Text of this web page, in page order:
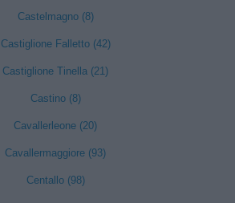
Castelmagno (8)
Castiglione Falletto (42)
Castiglione Tinella (21)
Castino (8)
Cavallerleone (20)
Cavallermaggiore (93)
Centallo (98)